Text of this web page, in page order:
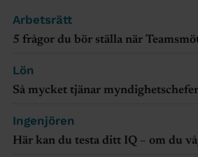
Arbetsrätt
5 frågor du bör ställa när
Lön
Så mycket tjänar
Ingenjören
Här kan du testa ditt IQ – om du